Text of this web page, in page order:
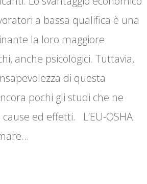
a bassa qualifica è una
la loro maggiore
anche psicologici. Tuttavia,
di questa
pochi gli studi che ne
ed effetti. L’EU-OSHA